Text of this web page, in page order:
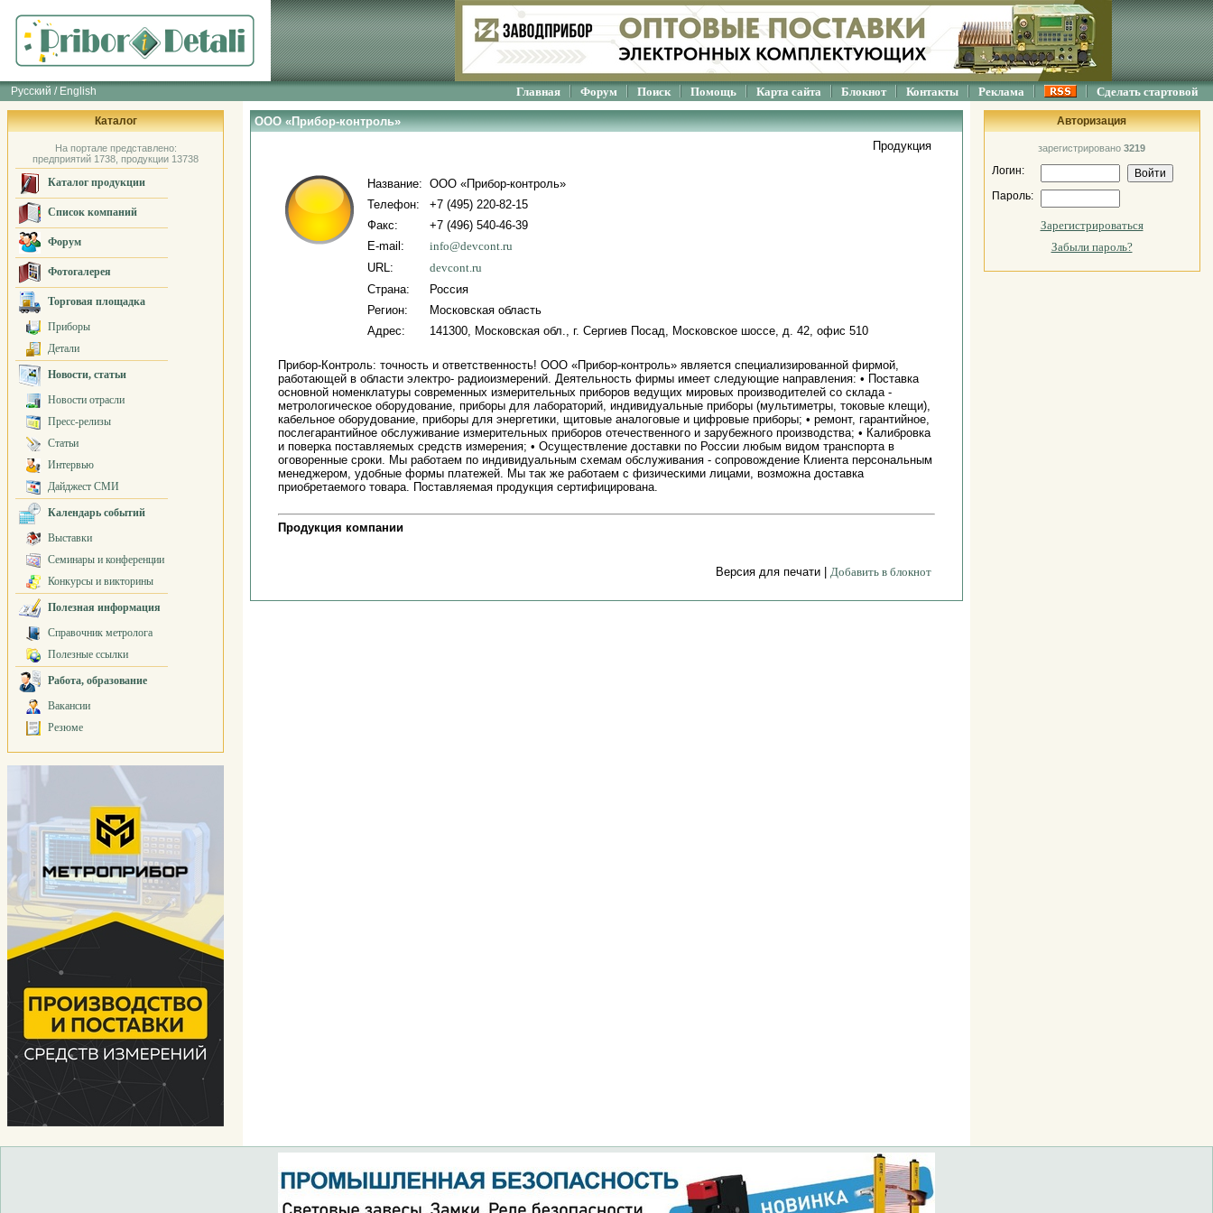
Русский / English Главная Форум Поиск Помощь Карта сайта Блокнот Контакты Реклама Сделать стартовой
Каталог
На портале представлено:
предприятий 1738, продукции 13738
Каталог продукции
Список компаний
Форум
Фотогалерея
Торговая площадка
Приборы
Детали
Новости, статьи
Новости отрасли
Пресс-релизы
Статьи
Интервью
Дайджест СМИ
Календарь событий
Выставки
Семинары и конференции
Конкурсы и викторины
Полезная информация
Справочник метролога
Полезные ссылки
Работа, образование
Вакансии
Резюме
ООО «Прибор-контроль»
Продукция
Название: ООО «Прибор-контроль»
Телефон:
+7 (495) 220-82-15
Факс:
+7 (496) 540-46-39
E-mail:
info@devcont.ru
URL:
devcont.ru
Страна:
Россия
Регион:
Московская область
Адрес:
141300, Московская обл., г. Сергиев Посад, Московское шоссе, д. 42, офис 510
Прибор-Контроль: точность и ответственность! ООО «Прибор-контроль» является специализированной фирмой,
работающей в области электро- радиоизмерений. Деятельность фирмы имеет следующие направления: • Поставка
основной номенклатуры современных измерительных приборов ведущих мировых производителей со склада -
метрологическое оборудование, приборы для лабораторий, индивидуальные приборы (мультиметры, токовые клещи),
кабельное оборудование, приборы для энергетики, щитовые аналоговые и цифровые приборы; • ремонт, гарантийное,
послегарантийное обслуживание измерительных приборов отечественного и зарубежного производства; • Калибровка
и поверка поставляемых средств измерения; • Осуществление доставки по России любым видом транспорта в
оговоренные сроки. Мы работаем по индивидуальным схемам обслуживания - сопровождение Клиента персональным
менеджером, удобные формы платежей. Мы так же работаем с физическими лицами, возможна доставка
приобретаемого товара. Поставляемая продукция сертифицирована.
Продукция компании
Версия для печати | Добавить в блокнот
Авторизация
зарегистрировано 3219
Логин:
Пароль:
Зарегистрироваться
Забыли пароль?